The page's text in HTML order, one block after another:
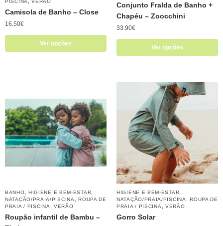
Camisola de Banho – Close
16.50€
Ver opções
Chapéu – Zoocchini
33.90€
Ver opções
NATAÇÃO/PRAIA/PISCINA,ROUPA DE
PRAIA / PISCINA,VERÃO
Roupão infantil de Bambu –
Timboo
HIGIENE E BEM-ESTAR,
NATAÇÃO/PRAIA/PISCINA
PRAIA / PISCINA,VERÃO
Gorro Solar
24.95 €